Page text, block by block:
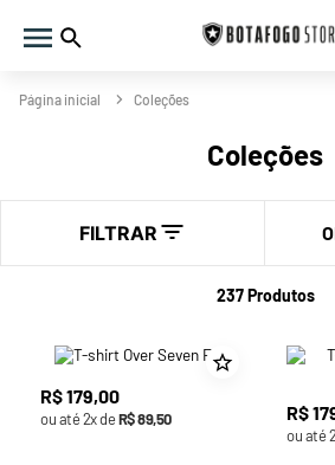
Coleções
Coleções
FILTRAR
237Produtos
R$179,00
ou até2x deR$89,50 R$
ou até2